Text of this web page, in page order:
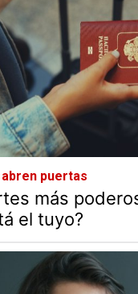
puertas
más
el tuyo?